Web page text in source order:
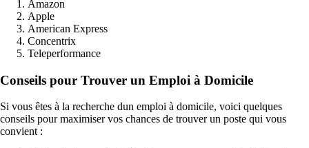
Amazon
Apple
American Express
Concentrix
Teleperformance
Conseils pour Trouver un Emploi à Domicile
Si vous êtes à la recherche dun emploi à domicile, voici quelques
conseils pour maximiser vos chances de trouver un poste qui vous
convient :